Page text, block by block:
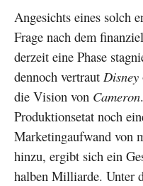
Angesichts eines solch
Frage nach dem
derzeit eine Phase
dennoch vertraut Disney
die Vision von Cameron
Produktionsetat noch
Marketingaufwand von
hinzu, ergibt sich ein
halben Milliarde. Unter